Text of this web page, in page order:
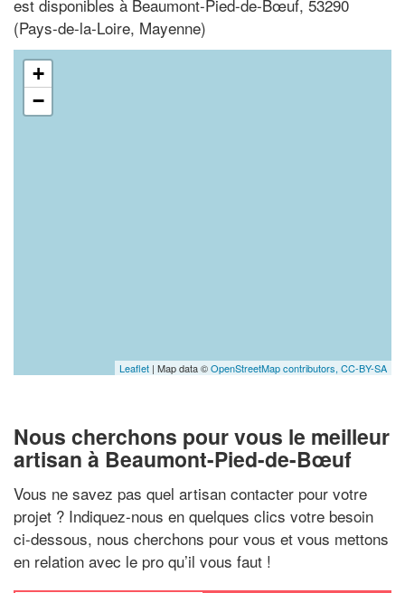
est disponibles à Beaumont-Pied-de-Bœuf, 53290
(Pays-de-la-Loire, Mayenne)
+
−
Leaflet | Map data ©OpenStreetMap contributors, CC-BY-SA
Nous cherchons pour vous le meilleur
artisan à Beaumont-Pied-de-Bœuf
Vous ne savez pas quel artisan contacter pour votre
projet ? Indiquez-nous en quelques clics votre besoin
ci-dessous, nous cherchons pour vous et vous mettons
en relation avec le pro qu’il vous faut !